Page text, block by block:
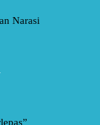
Narasi